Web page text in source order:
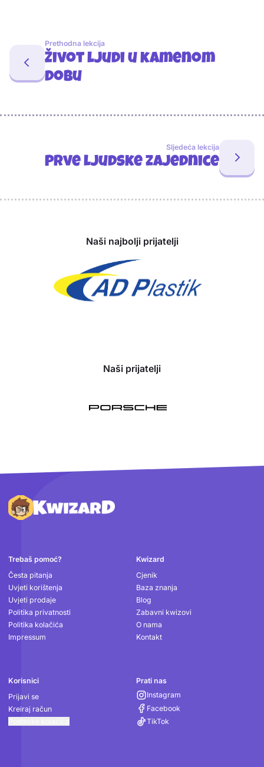
Prethodna lekcija
Život ljudi u kamenom
dobu
Sljedeća lekcija
Prve ljudske zajednice
Naši najbolji prijatelji
Naši prijatelji
Podnožje
Trebaš pomoć?
Česta pitanja
Uvjeti korištenja
Uvjeti prodaje
Politika privatnosti
Politika kolačića
Impressum
Kwizard
Cjenik
Baza znanja
Blog
Zabavni kwizovi
O nama
Kontakt
Korisnici
Prijavi se
Kreiraj račun
Prati nas
Instagram
Facebook
TikTok